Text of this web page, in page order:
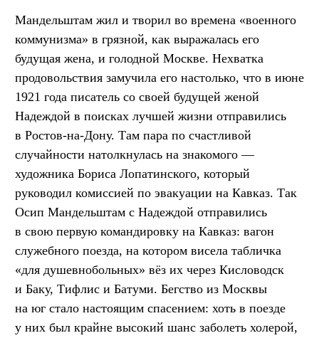
Мандельштам жил и творил во времена «военного
коммунизма» в грязной, как выражалась его
будущая жена, и голодной Москве. Нехватка
продовольствия замучила его настолько, что в июне
1921 года писатель со своей будущей женой
Надеждой в поисках лучшей жизни отправились
в Ростов-на-Дону. Там пара по счастливой
случайности натолкнулась на знакомого —
художника Бориса Лопатинского, который
руководил комиссией по эвакуации на Кавказ. Так
Осип Мандельштам с Надеждой отправились
в свою первую командировку на Кавказ: вагон
служебного поезда, на котором висела табличка
«для душевнобольных» вёз их через Кисловодск
и Баку, Тифлис и Батуми. Бегство из Москвы
на юг стало настоящим спасением: хоть в поезде
у них был крайне высокий шанс заболеть холерой,